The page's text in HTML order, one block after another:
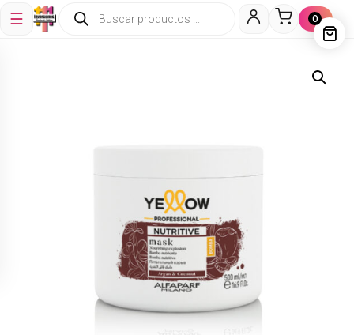
☰ 0
GEL FIJADOR ROLDA ROJA
*120G